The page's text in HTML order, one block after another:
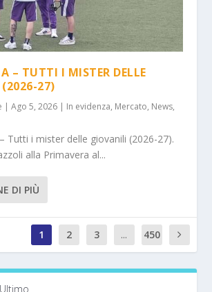
– TUTTI I MISTER DELLE
27)
|Ago 5, 2026 | In evidenza, Mercato, News,
Tutti i mister delle giovanili (2026-27).
alla Primavera al...
DI PIÙ
1 2 3 ...
450
9
Ultimo